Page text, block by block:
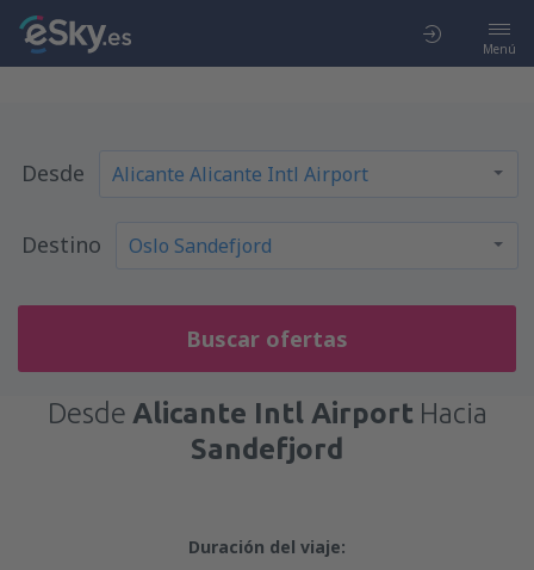
Menú
Desde
Destino
Buscar ofertas
Desde Alicante Intl AirportHacia
Sandefjord
Duración del viaje: